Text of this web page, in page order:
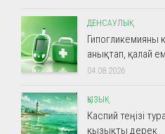
ДЕНСАУЛЫҚ
Гипогликемияны
анықтап, қалай
04.08.2026
ҚЫЗЫҚ
Каспий теңізі
қызықты дерек